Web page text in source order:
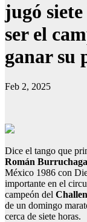
jugó
ser el
ganar su
Feb 2, 2025
Dice el tango que
Román Burruchaga
México 1986 con
importante en el
campeón del
de un domingo
cerca de siete horas.